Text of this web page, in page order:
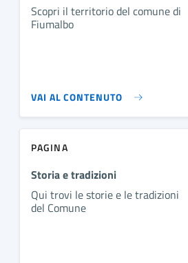
Scopri il territorio del comune di
Fiumalbo
VAI AL CONTENUTO
PAGINA
Storia e tradizioni
Qui trovi le storie e le tradizioni
del Comune